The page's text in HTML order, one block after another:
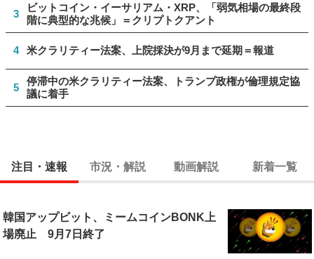
3
ビットコイン・イーサリアム・XRP、「弱気相場の最終段
階に典型的な兆候」＝クリプトクアント
4 米クラリティー法案、上院採決が9月まで延期＝報道
5
停滞中の米クラリティー法案、トランプ政権が倫理規定協
議に着手
注目・速報 市況・解説 動画解説 新着一覧
韓国アップビット、ミームコインBONK上
場廃止 9月7日終了